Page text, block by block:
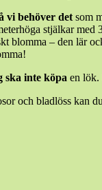
vi behöver det som
stjälkar med
blomma – den lär
ska inte köpa en lök.
och bladlöss kan